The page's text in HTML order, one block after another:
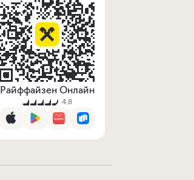
Райффайзен Онлайн
4.8